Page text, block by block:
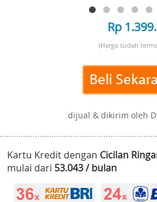
Rp
(Harga sudah
dijual & dikirim oleh
Kartu Kredit dengan Cicilan
mulai dari 53.043 / bulan